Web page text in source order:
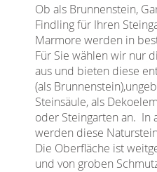
Ob als Brunnenstein,
Findling für Ihren
Marmore werden in
Für Sie wählen wir nur
aus und bieten diese
(als
Steinsäule, als
oder Steingarten an. In
werden diese
Die Oberfläche ist
und von groben